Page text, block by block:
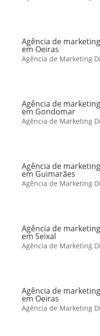
Agência de
em Oeiras
Agência de Marketing
Agência de
em Gondomar
Agência de Marketing
Agência de
em Guimarães
Agência de Marketing
Agência de
em Seixal
Agência de Marketing
Agência de
em Oeiras
Agência de Marketing